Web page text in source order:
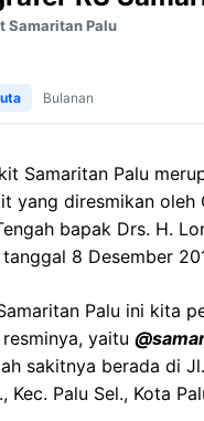
Samaritan Palu
Bulanan
Samaritan Palu
yang diresmikan oleh
bapak Drs. H.
8 Desember
Palu ini kita
yaitu
sakitnya berada di
Kec. Palu Sel., Kota